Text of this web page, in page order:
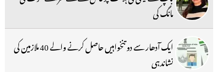
مانگ کی
ایک آدھار سے دو تنخواہیں حاصل کرنے والے 40 ملازمین کی
نشاندہی